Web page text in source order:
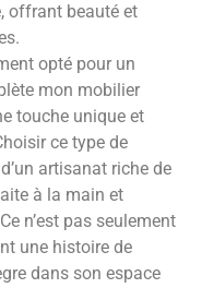
offrant beauté et
opté pour un
mon mobilier
touche unique et
ce type de
artisanat riche de
à la main et
n’est pas seulement
une histoire de
dans son espace